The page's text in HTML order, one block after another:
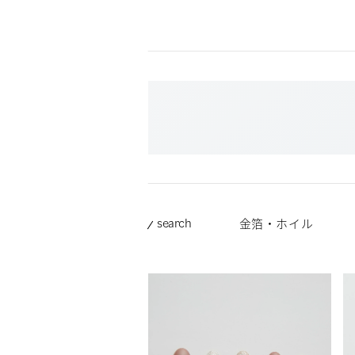
search 金箔・ホイル